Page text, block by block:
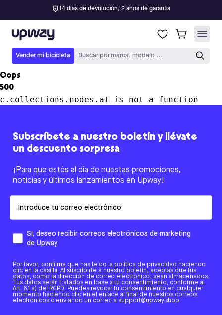
14 días de devolución, 2 años de garantía
Upway
Vender mi bicicleta Buscar por marca, modelo ...
Oops
500
c.collections.nodes.at is not a function
Subscríbete a nuestro boletín y llévate
un descuento sorpresa
¡Para que estés al día de nuestas promociones,
noticias y últimos lanzamientos en Upway!
Sí, deseo recibir correos electrónicos de marketing
de Upway.
Por favor, confirma que has leído la política de privacidad haciendo
clic en la casilla. Al suscribirte a nuestro boletín, aceptas que tus
datos, como la dirección de correo electrónico, sean almacenados.
Tus datos serán tratados en base a tu consentimiento, conforme al
Art. 6.1 a) del RGPD. Puedes revocar tu consentimiento en cualquier
momento haciendo clic en el enlace al final de nuestros correos
electrónicos o enviando un correo a support@upway.shop.